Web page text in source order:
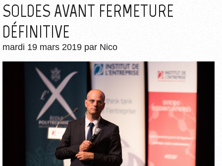
SOLDES AVANT FERMETURE
DÉFINITIVE
mardi 19 mars 2019 par Nico